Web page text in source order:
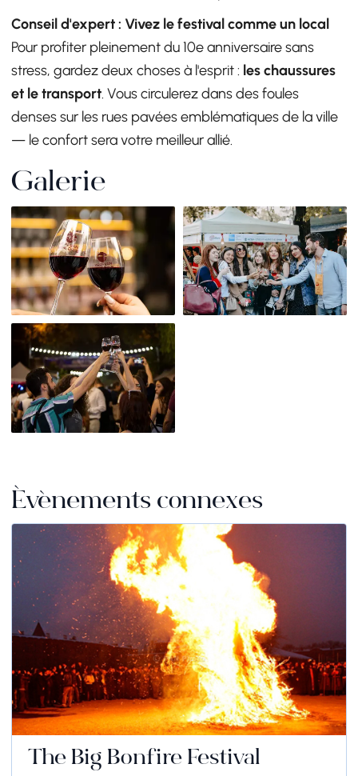
Conseil d'expert : Vivez le festival comme un local
Pour profiter pleinement du 10e anniversaire sans
stress, gardez deux choses à l'esprit : les chaussures
et le transport. Vous circulerez dans des foules
denses sur les rues pavées emblématiques de la ville
— le confort sera votre meilleur allié.
Galerie
Événements connexes
The Big Bonfire Festival